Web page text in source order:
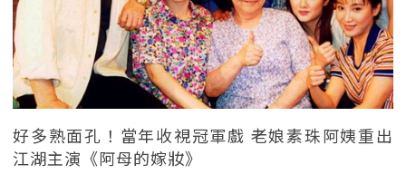
好多熟面孔！當年收視冠軍戲 老娘素珠阿姨重出
江湖主演《阿母的嫁妝》